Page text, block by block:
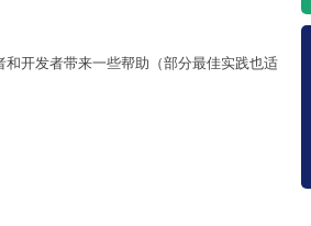
开发者带来一些帮助（部分最佳实践也适